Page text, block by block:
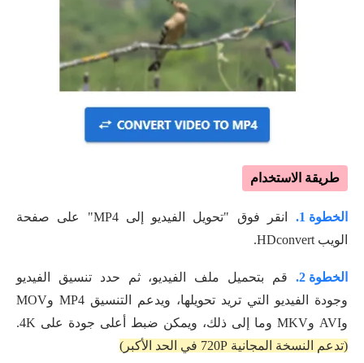
طريقة الاستخدام
الخطوة 1.
انقر فوق "تحويل الفيديو إلى MP4" على صفحة
الويب HDconvert.
الخطوة 2.
قم بتحميل ملف الفيديو، ثم حدد تنسيق الفيديو
وجودة الفيديو التي تريد تحويلها، ويدعم التنسيق MP4 وMOV
وAVI وMKV وما إلى ذلك، ويمكن ضبط أعلى جودة على 4K.
(تدعم النسخة المجانية 720P في الحد الأكبر)